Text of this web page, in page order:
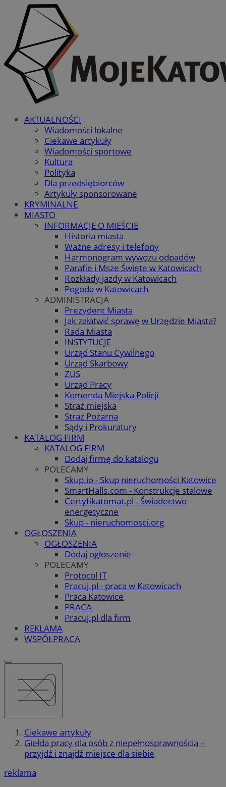
AKTUALNOŚCI
Wiadomości lokalne
Ciekawe artykuły
Wiadomości sportowe
Kultura
Polityka
Dla przedsiębiorców
Artykuły sponsorowane
KRYMINALNE
MIASTO
INFORMACJE O MIEŚCIE
Historia miasta
Ważne adresy i telefony
Harmonogram wywozu odpadów
Parafie i Msze Święte w Katowicach
Rozkłady jazdy w Katowicach
Pogoda w Katowicach
ADMINISTRACJA
Prezydent Miasta
Jak załatwić sprawę w Urzędzie Miasta?
Rada Miasta
INSTYTUCJE
Urząd Stanu Cywilnego
Urząd Skarbowy
ZUS
Urząd Pracy
Komenda Miejska Policji
Straż miejska
Straż Pożarna
Sądy i Prokuratury
KATALOG FIRM
KATALOG FIRM
Dodaj firmę do katalogu
POLECAMY
Skup.io - Skup nieruchomości Katowice
SmartHalls.com - Konstrukcje stalowe
Certyfikatomat.pl - Świadectwo
energetyczne
Skup - nieruchomosci.org
OGŁOSZENIA
OGŁOSZENIA
Dodaj ogłoszenie
POLECAMY
Protocol IT
Pracuj.pl - praca w Katowicach
Praca Katowice
PRACA
Pracuj.pl dla firm
REKLAMA
WSPÓŁPRACA
Ciekawe artykuły
Giełda pracy dla osób z niepełnosprawnością –
przyjdź i znajdź miejsce dla siebie
reklama